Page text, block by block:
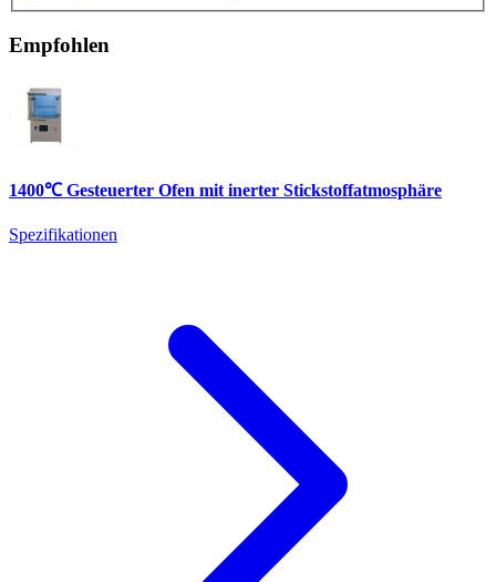
Empfohlen
1400℃ Gesteuerter Ofen mit inerter Stickstoffatmosphäre
Spezifikationen